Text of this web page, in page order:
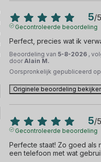
5/5
Gecontroleerde beoordeling
Perfect, precies wat ik
Beoordeling van 5-8-2026 ,
door Alain M.
Oorspronkelijk gepubliceerd
Originele beoordeling
5/5
Gecontroleerde beoordeling
Perfecte staat! Zo goed als
een telefoon met wat